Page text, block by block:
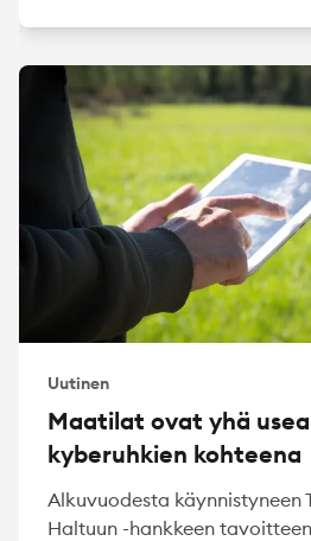
Uutinen
Maatilat ovat yhä
kyberuhkien kohteena
Alkuvuodesta käynnistyneen
Haltuun -hankkeen